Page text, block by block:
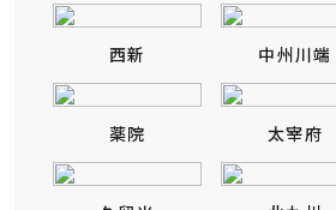
西新 中州川端
薬院 太宰府